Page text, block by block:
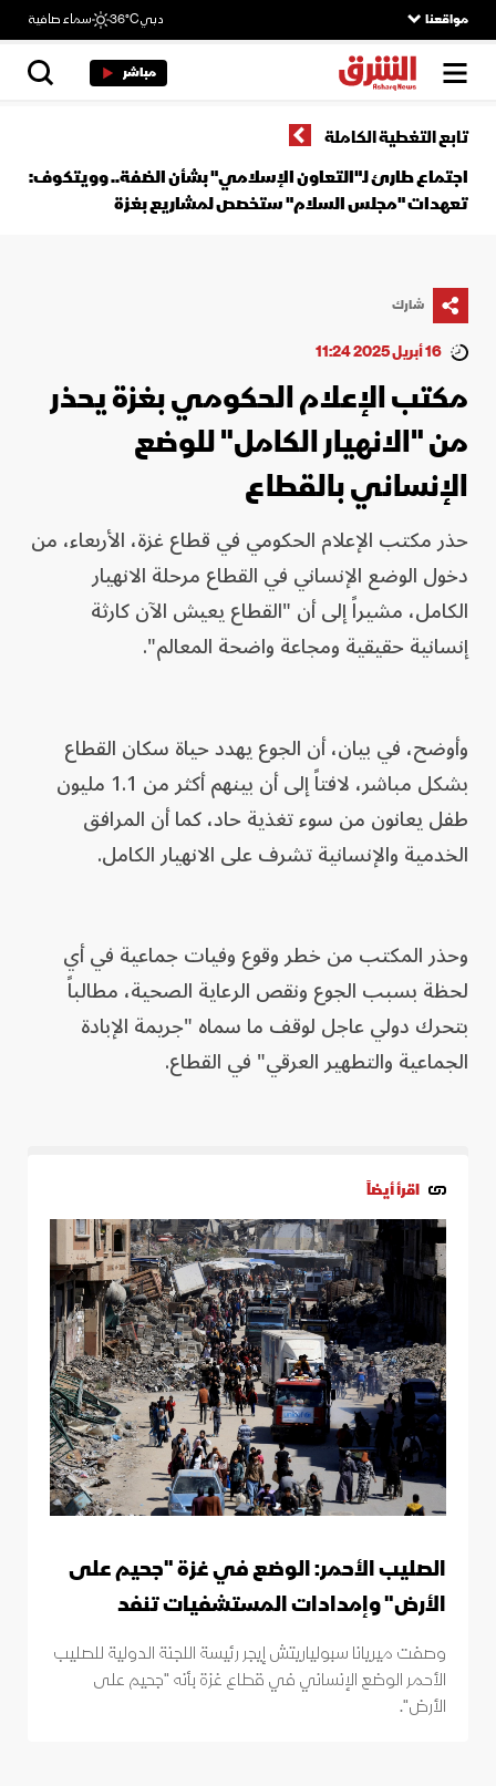
مواقعنا دبي36°C سماء صافية
مباشر
تابع التغطية الكاملة
اجتماع طارئ لـ"التعاون الإسلامي" بشأن الضفة.. وويتكوف:
تعهدات "مجلس السلام" ستخصص لمشاريع بغزة
شارك
16 أبريل 2025 11:24
مكتب الإعلام الحكومي بغزة يحذر
من "الانهيار الكامل" للوضع
الإنساني بالقطاع
حذر مكتب الإعلام الحكومي في قطاع غزة، الأربعاء، من
دخول الوضع الإنساني في القطاع مرحلة الانهيار
الكامل، مشيراً إلى أن "القطاع يعيش الآن كارثة
إنسانية حقيقية ومجاعة واضحة المعالم".
وأوضح، في بيان، أن الجوع يهدد حياة سكان القطاع
بشكل مباشر، لافتاً إلى أن بينهم أكثر من 1.1 مليون
طفل يعانون من سوء تغذية حاد، كما أن المرافق
الخدمية والإنسانية تشرف على الانهيار الكامل.
وحذر المكتب من خطر وقوع وفيات جماعية في أي
لحظة بسبب الجوع ونقص الرعاية الصحية، مطالباً
بتحرك دولي عاجل لوقف ما سماه "جريمة الإبادة
الجماعية والتطهير العرقي" في القطاع.
اقرأ أيضاً
الصليب الأحمر: الوضع في غزة "جحيم على
الأرض" وإمدادات المستشفيات تنفد
وصفت ميريانا سبولياريتش إيجر رئيسة اللجنة الدولية للصليب
الأحمر الوضع الإنساني في قطاع غزة بأنه "جحيم على
الأرض".